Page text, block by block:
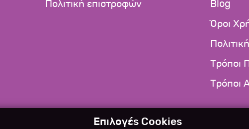
Πολιτική επιστροφών
Blog
Όροι
Τρόποι
Τρόποι
Επιλογές Cookies